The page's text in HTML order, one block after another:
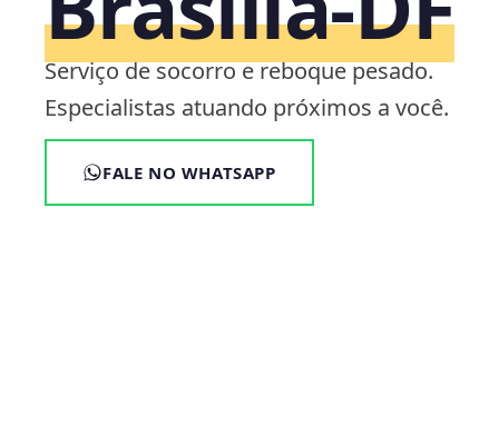
Serviço de socorro e reboque pesado.
Especialistas atuando próximos a você.
FALE NO WHATSAPP